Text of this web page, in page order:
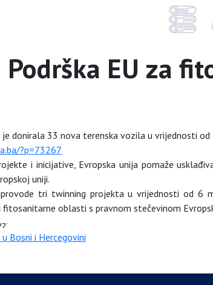
Podrška EU za
je donirala 33 nova terenska vozila u vrijednosti
?p=73267
i inicijative, Evropska unija pomaže
uniji.
tri twinning projekta u vrijednosti od 6
oblasti s pravnom stečevinom
Bosni i Hercegovini